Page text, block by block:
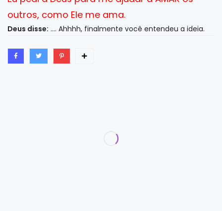
outros, como Ele me ama.
Deus disse: .... Ahhhh, finalmente você entendeu a ideia.